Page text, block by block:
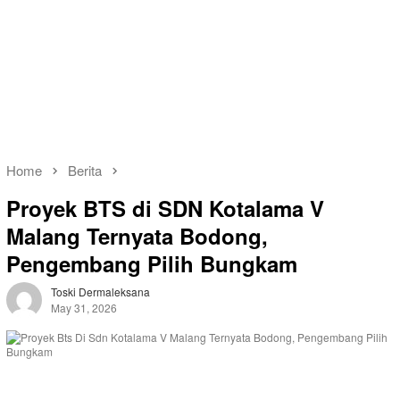
Home Berita
Proyek BTS di SDN Kotalama V
Malang Ternyata Bodong,
Pengembang Pilih Bungkam
Toski Dermaleksana
May 31, 2026